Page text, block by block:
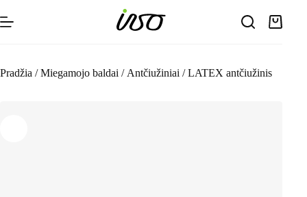
to
content
Pradžia / Miegamojo baldai / Antčiužiniai / LATEX antčiužinis